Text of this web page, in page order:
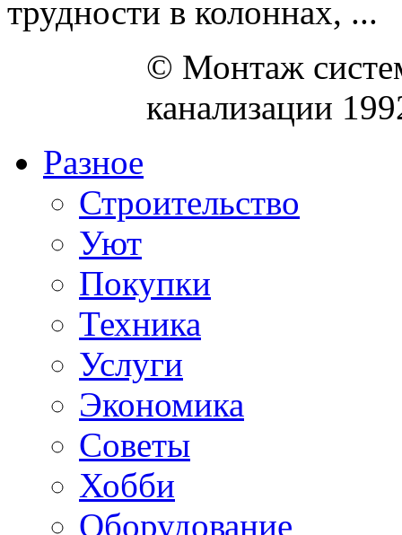
трудности в колоннах, ...
© Монтаж
канализации
Разное
Строительство
Уют
Покупки
Техника
Услуги
Экономика
Советы
Хобби
Oборудование